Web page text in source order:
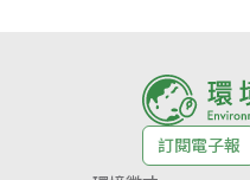
訂閱電子報